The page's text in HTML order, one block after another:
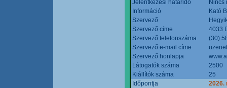
Jelentkezési határidő
Nincs
Információ
Kató
Szervező
Szervező címe
4033
Szervező telefonszáma
(30)
Szervező e-mail címe
Szervező honlapja
Látogatók száma
2500
Kiállítók száma
25
Időpontja
2026.